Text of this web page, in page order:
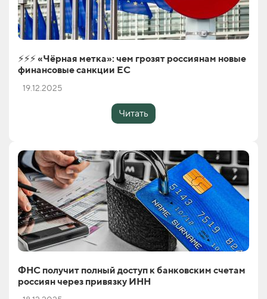
⚡️⚡️⚡️ «Чёрная метка»: чем грозят россиянам новые
финансовые санкции ЕС
19.12.2025
Читать
ФНС получит полный доступ к банковским счетам
россиян через привязку ИНН